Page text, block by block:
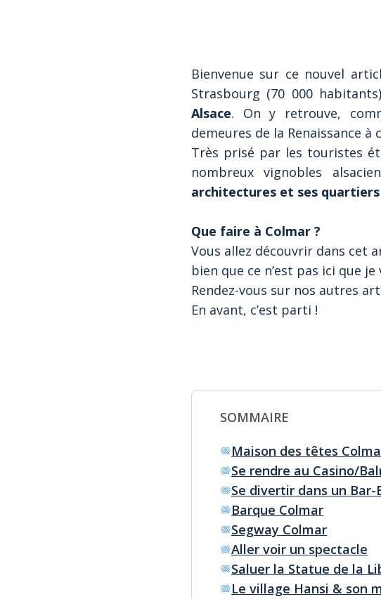
Bienvenue sur ce nouvel
Strasbourg (70 000
Alsace. On y retrouve,
demeures de la Renaissance à
Très prisé par les touristes
nombreux vignobles
architectures et ses
Que faire à Colmar ?
Vous allez découvrir dans cet
bien que ce n’est pas ici que
Rendez-vous sur nos autres
En avant, c’est parti !
SOMMAIRE
Maison des têtes
Se rendre au Casino/
Se divertir dans un
Barque Colmar
Segway Colmar
Aller voir un spectacle
Saluer la Statue de la
Le village Hansi & son